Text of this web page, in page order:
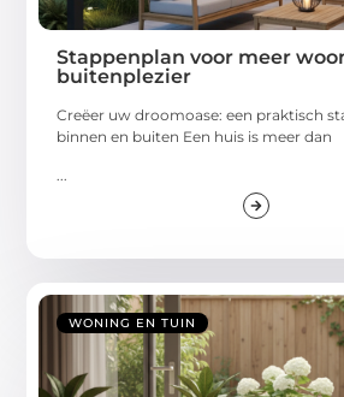
Stappenplan voor meer
buitenplezier
Creëer uw droomoase: een praktisch
binnen en buiten Een huis is meer dan
...
WONING EN TUIN